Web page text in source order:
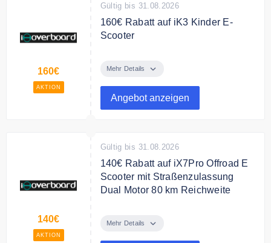
160€
AKTION
Gültig bis 31.08.2026
160€ Rabatt auf iK3 Kinder E-
Scooter
Scooter. Sie sparen 160€
NONE
Mehr Details
Angebot anzeigen
140€
AKTION
Gültig bis 31.08.2026
140€ Rabatt auf iX7Pro Offroad E
Scooter mit Straßenzulassung
Dual Motor 80 km Reichweite
iX7Pro Offroad E Scooter mit
Mehr Details